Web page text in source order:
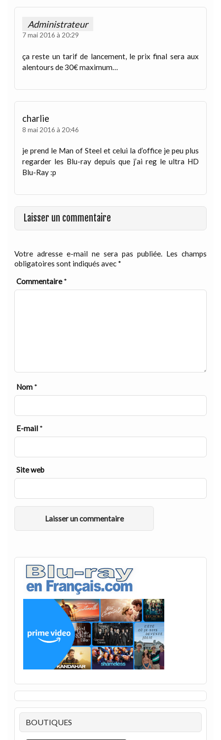
Administrateur
7 mai 2016 à 20:29
ça reste un tarif de lancement, le prix final sera aux
alentours de 30€ maximum…
charlie
8 mai 2016 à 20:46
je prend le Man of Steel et celui la d’office je peu plus
regarder les Blu-ray depuis que j’ai reg le ultra HD
Blu-Ray :p
Laisser un commentaire
Votre adresse e-mail ne sera pas publiée. Les champs
obligatoires sont indiqués avec *
Commentaire*
Nom *
E-mail *
Site web
BOUTIQUES